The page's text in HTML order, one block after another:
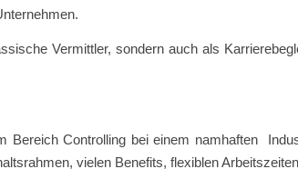
Vermittler, sondern auch als
Bereich Controlling bei einem namhaften
vielen Benefits, flexiblen